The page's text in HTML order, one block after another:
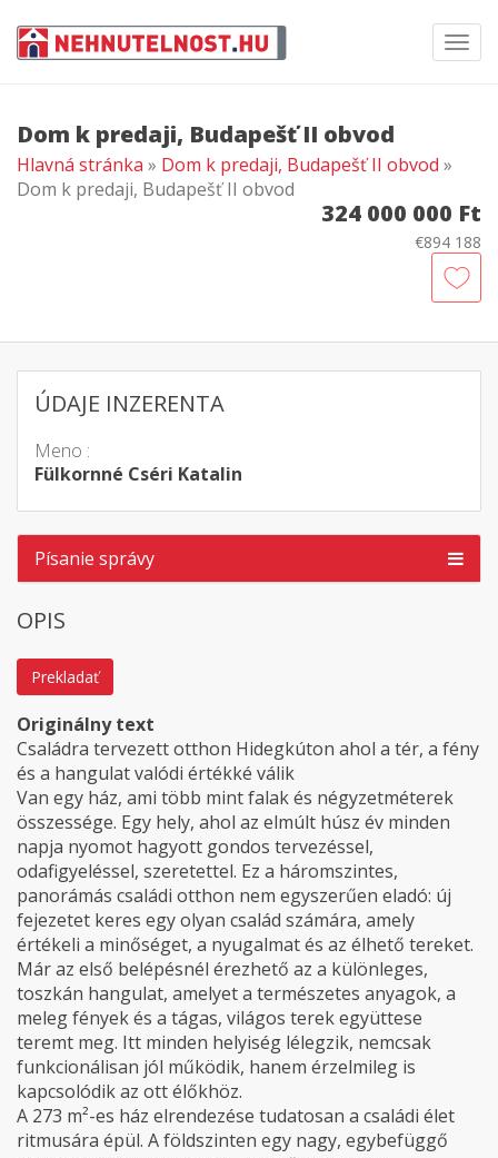
Dom k predaji, Budapešť II obvod
Hlavná stránka » Dom k predaji, Budapešť II obvod »
Dom k predaji, Budapešť II obvod
324 000 000 Ft
€894 188
ÚDAJE INZERENTA
Meno :
Fülkornné Cséri Katalin
Písanie správy
OPIS
Prekladať
Originálny text
Családra tervezett otthon Hidegkúton ahol a tér, a fény
és a hangulat valódi értékké válik
Van egy ház, ami több mint falak és négyzetméterek
összessége. Egy hely, ahol az elmúlt húsz év minden
napja nyomot hagyott gondos tervezéssel,
odafigyeléssel, szeretettel. Ez a háromszintes,
panorámás családi otthon nem egyszerűen eladó: új
fejezetet keres egy olyan család számára, amely
értékeli a minőséget, a nyugalmat és az élhető tereket.
Már az első belépésnél érezhető az a különleges,
toszkán hangulat, amelyet a természetes anyagok, a
meleg fények és a tágas, világos terek együttese
teremt meg. Itt minden helyiség lélegzik, nemcsak
funkcionálisan jól működik, hanem érzelmileg is
kapcsolódik az ott élőkhöz.
A 273 m²-es ház elrendezése tudatosan a családi élet
ritmusára épül. A földszinten egy nagy, egybefüggő